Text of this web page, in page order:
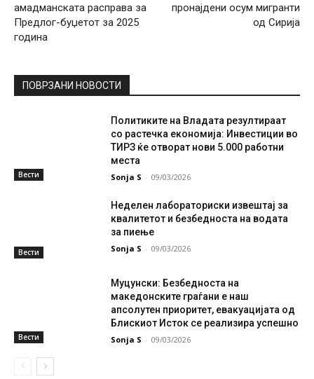
амадманската расправа за
Предлог-буџетот за 2025
година
пронајдени осум мигранти
од Сирија
ПОВРЗАНИ НОВОСТИ
Вести
Политиките на Владата резултираат
со растечка економија: Инвестиции во
ТИРЗ ќе отворат нови 5.000 работни
места
Sonja S - 09/03/2026
Вести
Неделен лабораториски извештај за
квалитетот и безбедноста на водата
за пиење
Sonja S - 09/03/2026
Вести
Муцунски: Безбедноста на
македонските граѓани е наш
апсолутен приоритет, евакуацијата од
Блискиот Исток се реализира успешно
Sonja S - 09/03/2026